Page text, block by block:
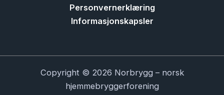
Personvernerklæring
Informasjonskapsler
Copyright © 2026 Norbrygg – norsk
hjemmebryggerforening